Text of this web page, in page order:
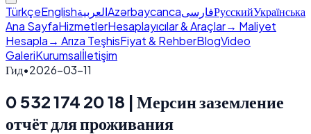
TürkçeEnglishالعربيةAzərbaycancaفارسیРусскийУкраїнська
Ana SayfaHizmetlerHesaplayıcılar & Araçlar→ Maliyet
Hesapla→ Arıza TeşhisFiyat & RehberBlogVideo
GaleriKurumsalİletişim
Гид•2026-03-11
0 532 174 20 18 | Мерсин заземление
отчёт для проживания